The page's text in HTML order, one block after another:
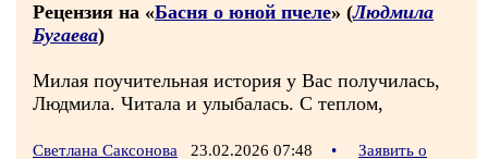
Рецензия на «Басня о юной пчеле» (Людмила
Бугаева)
Милая поучительная история у Вас получилась,
Людмила. Читала и улыбалась. С теплом,
Светлана Саксонова 23.02.2026 07:48 •
Заявить о